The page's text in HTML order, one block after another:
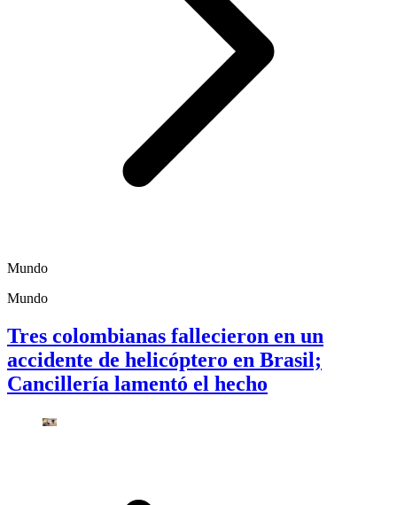
Mundo
Mundo
Tres colombianas fallecieron en un
accidente de helicóptero en Brasil;
Cancillería lamentó el hecho